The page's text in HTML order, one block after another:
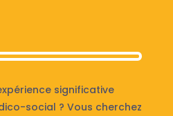
significative
social ? Vous cherchez